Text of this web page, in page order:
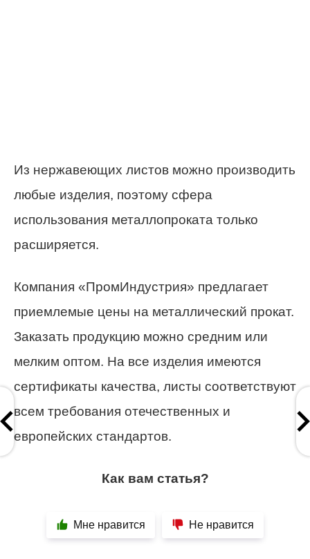
Из нержавеющих листов можно производить
любые изделия, поэтому сфера
использования металлопроката только
расширяется.
Компания «ПромИндустрия» предлагает
приемлемые цены на металлический прокат.
Заказать продукцию можно средним или
мелким оптом. На все изделия имеются
сертификаты качества, листы соответствуют
всем требования отечественных и
европейских стандартов.
Как вам статья?
Мне нравится Не нравится